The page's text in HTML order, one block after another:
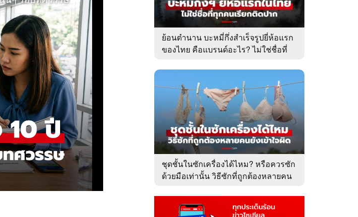
ย้อนตำนาน บะหมี่กึ่งสำเร็จรูปยี่ห้อแรก
ของไทย คือแบรนด์อะไร? ไม่ใช่ชื่อที่
ชุดชั้นในซักเครื่องได้ไหม? หรือควรซัก
ด้วยมือเท่านั้น วิธีซักที่ถูกต้องหลายคน